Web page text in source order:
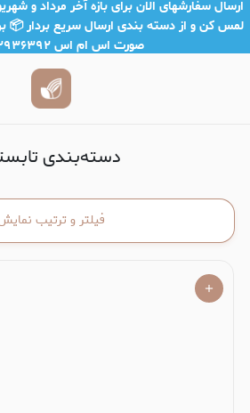
ارسال سفارشهای الان برای بازه آخر مرداد و
لمس کن و از دسته بندی ارسال سریع بردار 📦
صورت اس ام اس ۰۹۱۱۲۹۳۶۳۹۲ 💌
دسته‌بندی
فیلتر و ترتیب